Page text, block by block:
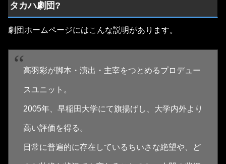
タカハ劇団?
劇団ホームページにはこんな説明があります。
高羽彩が脚本・演出・主宰をつとめるプロデュー
スユニット。
2005年、早稲田大学にて旗揚げし、大学内外より
高い評価を得る。
日常に普遍的に存在しているちいさな絶望や、ど